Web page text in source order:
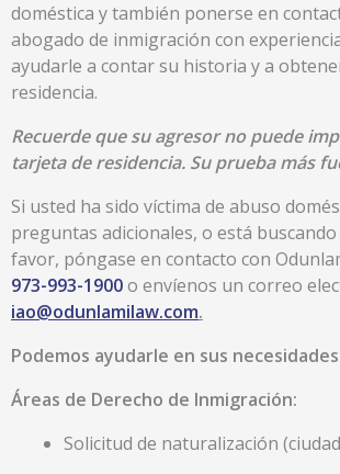
doméstica y también ponerse en
abogado de inmigración con
ayudarle a contar su historia y a
residencia.
Recuerde que su agresor no puede
tarjeta de residencia. Su prueba más
Si usted ha sido víctima de abuso
preguntas adicionales, o está
favor, póngase en contacto con
973-993-1900o envíenos un correo
iao@odunlamilaw.com.
Podemos ayudarle en sus
Áreas de Derecho de Inmigración:
Solicitud de naturalización